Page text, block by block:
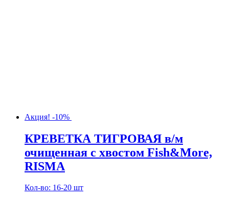
Акция! -10%
КРЕВЕТКА ТИГРОВАЯ в/м
очищенная с хвостом Fish&More,
RISMA
Кол-во: 16-20 шт